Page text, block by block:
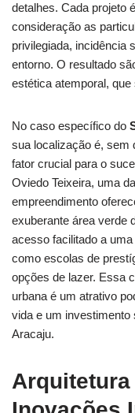
detalhes. Cada projeto
consideração as
privilegiada, incidência
entorno. O resultado
estética atemporal,
No caso específico do
sua localização é, sem
fator crucial para o
Oviedo Teixeira, uma
empreendimento
exuberante área verde
acesso facilitado a
como escolas de
opções de lazer. Essa
urbana é um atrativo
vida e um investimento
Aracaju.
Arquitetura